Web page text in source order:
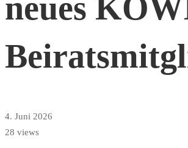
neues
4. Juni 2026
28 views